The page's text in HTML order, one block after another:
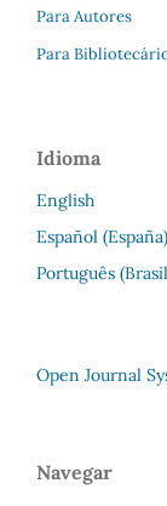
Para Autores
Para
Idioma
English
Español (España)
Português
Open Journal
Navegar